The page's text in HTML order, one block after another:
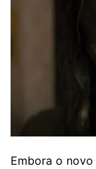
Embora o